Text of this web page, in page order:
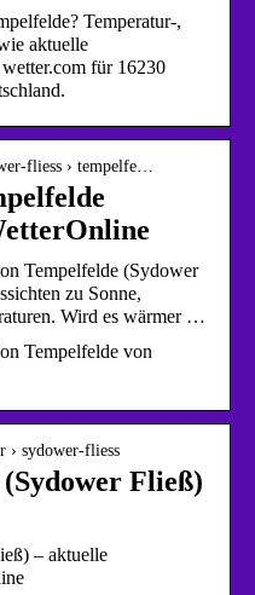
Temperatur-,
aktuelle
für 16230
fliess › tempelfe…
Tempelfelde (Sydower
zu Sonne,
Wird es wärmer …
Tempelfelde von
› sydower-fliess
Fließ)
– aktuelle